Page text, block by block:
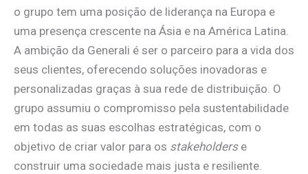
o grupo tem uma posição de liderança na Europa e
uma presença crescente na Ásia e na América Latina.
A ambição da Generali é ser o parceiro para a vida dos
seus clientes, oferecendo soluções inovadoras e
personalizadas graças à sua rede de distribuição. O
grupo assumiu o compromisso pela sustentabilidade
em todas as suas escolhas estratégicas, com o
objetivo de criar valor para os stakeholderse
construir uma sociedade mais justa e resiliente.